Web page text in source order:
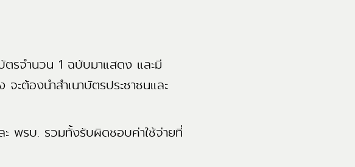
ตรจำนวน 1 ฉบับมาแสดง และมี
ต้องนำสำเนาบัตรประชาชนและ
ะ พรบ. รวมทั้งรับผิดชอบค่าใช้จ่ายที่